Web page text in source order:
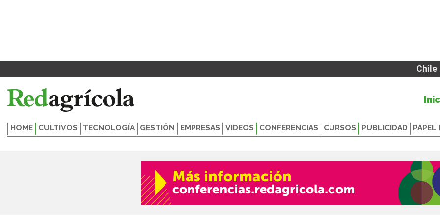
Chile
HOME CULTIVOS TECNOLOGÍA GESTIÓN EMPRESAS VIDEOS CONFERENCIAS CURSOS PUBLICIDAD PAPEL